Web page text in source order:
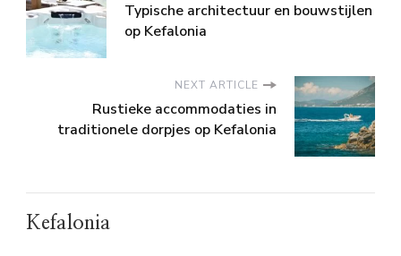
Typische architectuur en bouwstijlen
op Kefalonia
NEXT ARTICLE
Rustieke accommodaties in
traditionele dorpjes op Kefalonia
Kefalonia